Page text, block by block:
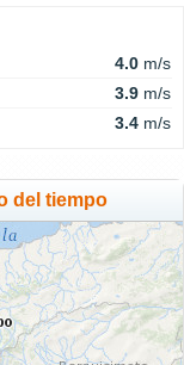
4.0 m/s
3.9 m/s
3.4 m/s
del tiempo